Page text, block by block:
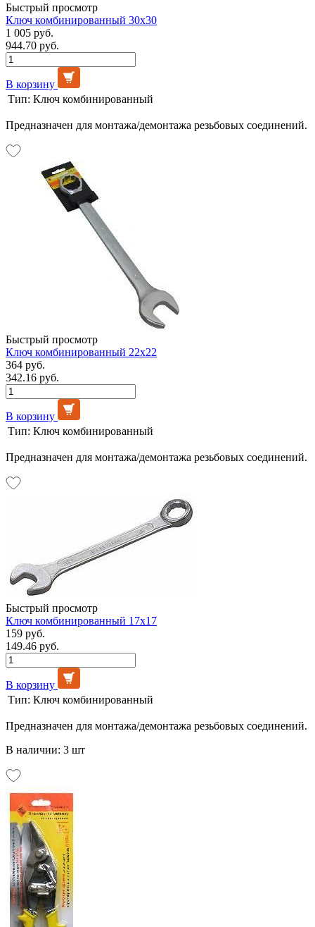
Быстрый просмотр
Ключ комбинированный 30х30
1 005 руб.
944.70 руб.
В корзину
Тип: Ключ комбинированный
Предназначен для монтажа/демонтажа резьбовых соединений.
Быстрый просмотр
Ключ комбинированный 22х22
364 руб.
342.16 руб.
В корзину
Тип: Ключ комбинированный
Предназначен для монтажа/демонтажа резьбовых соединений.
Быстрый просмотр
Ключ комбинированный 17х17
159 руб.
149.46 руб.
В корзину
Тип: Ключ комбинированный
Предназначен для монтажа/демонтажа резьбовых соединений.
В наличии: 3 шт